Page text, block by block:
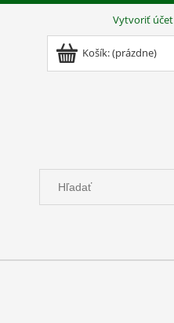
Vytvoriť účet
Košík:(prázdne)